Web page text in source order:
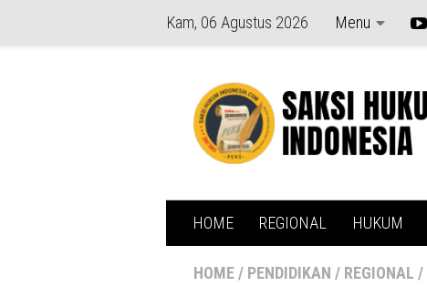
Kam, 06 Agustus 2026 Menu
HOME REGIONAL HUKUM
HOME/ PENDIDIKAN / REGIONAL /